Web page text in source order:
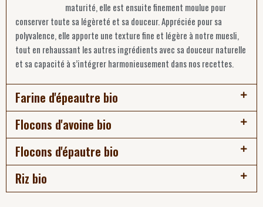
maturité, elle est ensuite finement moulue pour
conserver toute sa légèreté et sa douceur. Appréciée pour sa
polyvalence, elle apporte une texture fine et légère à notre muesli,
tout en rehaussant les autres ingrédients avec sa douceur naturelle
et sa capacité à s’intégrer harmonieusement dans nos recettes.
Farine d'épeautre bio
Flocons d'avoine bio
Flocons d'épautre bio
Riz bio